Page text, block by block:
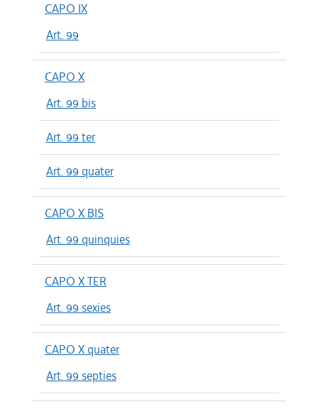
CAPO IX
Art. 99
CAPO X
Art. 99 bis
Art. 99 ter
Art. 99 quater
CAPO X BIS
Art. 99 quinquies
CAPO X TER
Art. 99 sexies
CAPO X quater
Art. 99 septies